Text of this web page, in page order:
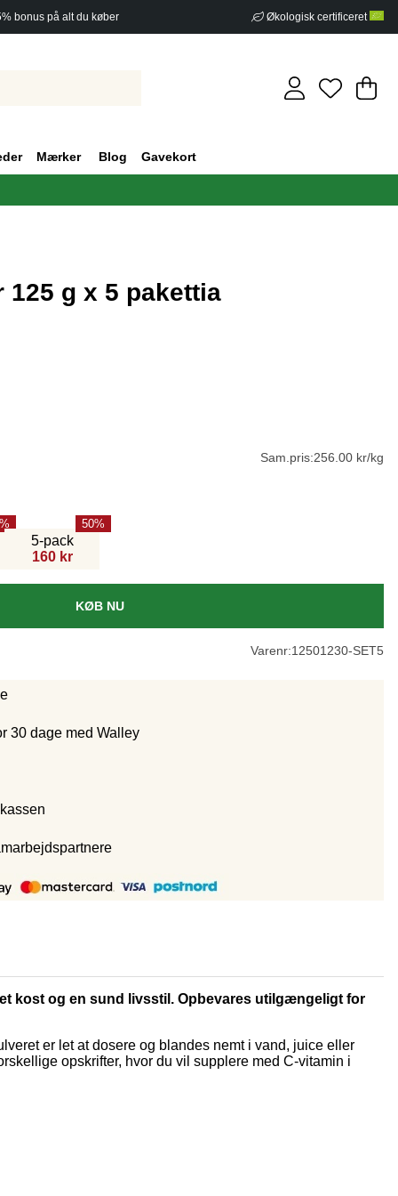
bonus på alt du køber Økologisk certificeret
.
Mærker Blog Gavekort
g x 5 pakettia
Sam.pris:256.00 kr/kg
5-pack
160 kr
50
KØB NU
Varenr:12501230-SET5
30 dage med Walley
kost og en sund livsstil. Opbevares utilgængeligt for
er let at dosere og blandes nemt i vand, juice eller
opskrifter, hvor du vil supplere med C-vitamin i